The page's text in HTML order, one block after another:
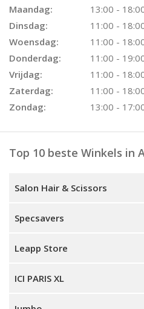
Maandag:
13:00 -
Dinsdag:
11:00 -
Woensdag:
11:00 -
Donderdag:
11:00 -
Vrijdag:
11:00 -
Zaterdag:
11:00 -
Zondag:
13:00 -
Top 10 beste Winkels in
Salon Hair & Scissors
Specsavers
Leapp Store
ICI PARIS XL